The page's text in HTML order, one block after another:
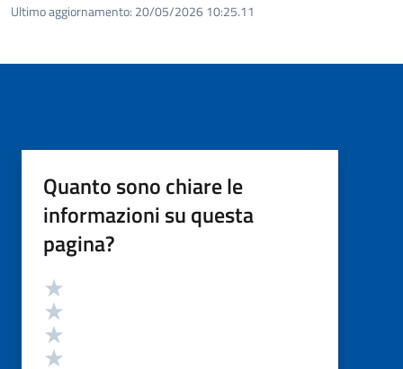
Ultimo aggiornamento: 20/05/2026 10:25.11
Quanto sono chiare le
informazioni su questa
pagina?
Valutazione